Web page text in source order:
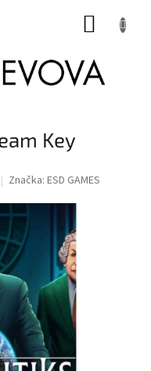
Key
Značka: ESD GAMES